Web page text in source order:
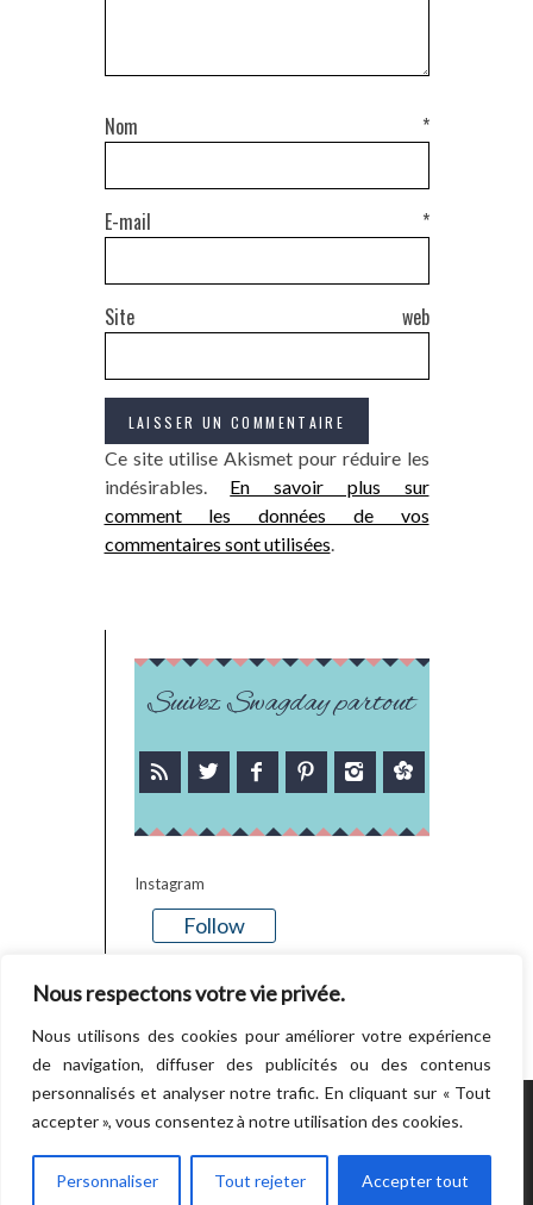
Nous respectons votre vie privée.
Nous utilisons des cookies pour améliorer votre expérience
de navigation, diffuser des publicités ou des contenus
personnalisés et analyser notre trafic. En cliquant sur « Tout
accepter », vous consentez à notre utilisation des cookies.
Personnaliser Tout rejeter Accepter tout
Nom *
E-mail *
Site web
Ce site utilise Akismet pour réduire les
indésirables. En savoir plus sur
comment les données de vos
commentaires sont utilisées.
Suivez Swagday partout
Instagram
Follow
POWERED BY WORDPRESS.CREATED BY
THEMESINDEP
RETOUR EN HAUT